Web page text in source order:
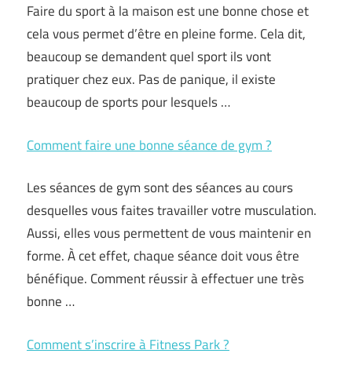
Faire du sport à la maison est une bonne chose et
cela vous permet d’être en pleine forme. Cela dit,
beaucoup se demandent quel sport ils vont
pratiquer chez eux. Pas de panique, il existe
beaucoup de sports pour lesquels …
Comment faire une bonne séance de gym ?
Les séances de gym sont des séances au cours
desquelles vous faites travailler votre musculation.
Aussi, elles vous permettent de vous maintenir en
forme. À cet effet, chaque séance doit vous être
bénéfique. Comment réussir à effectuer une très
bonne …
Comment s’inscrire à Fitness Park ?